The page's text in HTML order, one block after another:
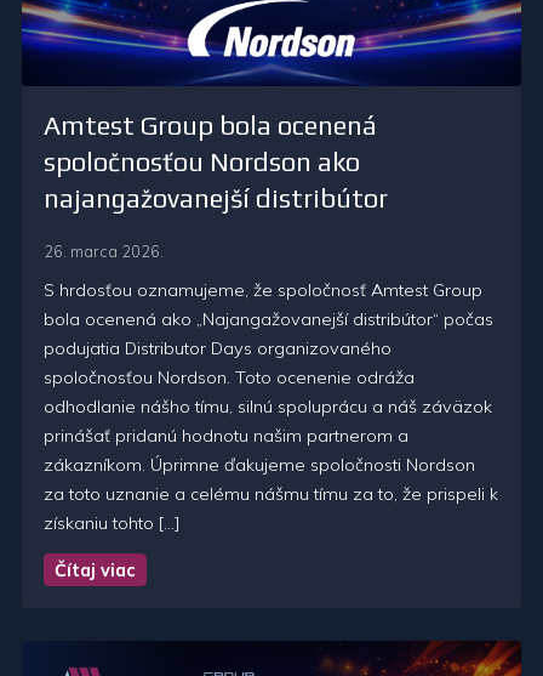
Amtest Group bola ocenená
spoločnosťou Nordson ako
najangažovanejší distribútor
26. marca 2026.
S hrdosťou oznamujeme, že spoločnosť Amtest Group
bola ocenená ako „Najangažovanejší distribútor“ počas
podujatia Distributor Days organizovaného
spoločnosťou Nordson. Toto ocenenie odráža
odhodlanie nášho tímu, silnú spoluprácu a náš záväzok
prinášať pridanú hodnotu našim partnerom a
zákazníkom. Úprimne ďakujeme spoločnosti Nordson
za toto uznanie a celému nášmu tímu za to, že prispeli k
získaniu tohto […]
Čítaj viac